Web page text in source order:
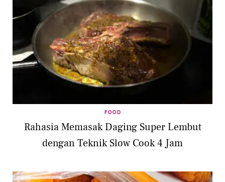
FOOD
Rahasia Memasak Daging Super Lembut
dengan Teknik Slow Cook 4 Jam